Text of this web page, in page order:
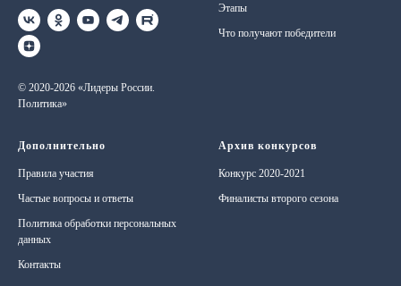
© 2020-2026 «Лидеры России.
Политика»
Этапы
Что получают победители
Дополнительно
Правила участия
Частые вопросы и ответы
Политика обработки персональных
данных
Контакты
Архив конкурсов
Конкурс 2020-2021
Финалисты второго сезона